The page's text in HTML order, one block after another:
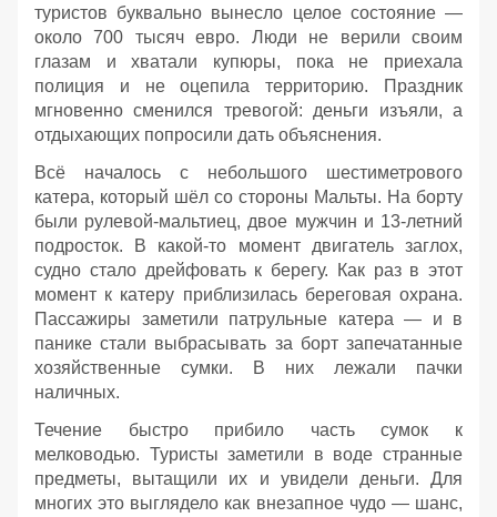
туристов буквально вынесло целое состояние —
около 700 тысяч евро. Люди не верили своим
глазам и хватали купюры, пока не приехала
полиция и не оцепила территорию. Праздник
мгновенно сменился тревогой: деньги изъяли, а
отдыхающих попросили дать объяснения.
Всё началось с небольшого шестиметрового
катера, который шёл со стороны Мальты. На борту
были рулевой‑мальтиец, двое мужчин и 13‑летний
подросток. В какой‑то момент двигатель заглох,
судно стало дрейфовать к берегу. Как раз в этот
момент к катеру приблизилась береговая охрана.
Пассажиры заметили патрульные катера — и в
панике стали выбрасывать за борт запечатанные
хозяйственные сумки. В них лежали пачки
наличных.
Течение быстро прибило часть сумок к
мелководью. Туристы заметили в воде странные
предметы, вытащили их и увидели деньги. Для
многих это выглядело как внезапное чудо — шанс,